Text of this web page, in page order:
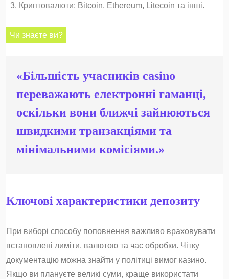
Криптовалюти: Bitcoin, Ethereum, Litecoin та інші.
Чи знаєте ви?
«Більшість учасників casino
переважають електронні гаманці,
оскільки вони ближчі зайнюються
швидкими транзакціями та
мінімальними комісіями.»
Ключові характеристики депозиту
При виборі способу поповнення важливо враховувати
встановлені лиміти, валютою та час обробки. Чітку
документацію можна знайти у політиці вимог казино.
Якщо ви плануєте великі суми, краще використати